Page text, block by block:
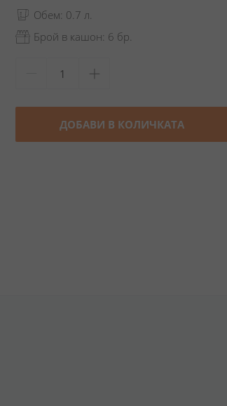
Обем: 0.7 л.
Брой в кашон: 6 бр.
ДОБАВИ В КОЛИЧКАТА